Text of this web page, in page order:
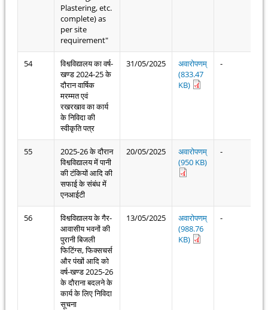
Plastering, etc.
complete) as
per site
requirement"
54
विश्वविद्यालय का वर्ष-
खण्ड 2024-25 के
दौरान वार्षिक
मरम्मत एवं
रखरखाव का कार्य
के निविदा की
स्वीकृति पत्र
31/05/2025
अवारोपणम्
(833.47
KB)
-
55
2025-26 के दौरान
विश्वविद्यालय में पानी
की टंकियों आदि की
सफाई के संबंध में
एनआईटी
20/05/2025
अवारोपणम्
(950 KB)
-
56
विश्वविद्यालय के गैर-
आवासीय भवनों की
पुरानी बिजली
फिटिंग्स, फिक्सचर्स
और पंखों आदि को
वर्ष-खण्ड 2025-26
के दौराना बदलने के
कार्य के लिए निविदा
सूचना
13/05/2025
अवारोपणम्
(988.76
KB)
-